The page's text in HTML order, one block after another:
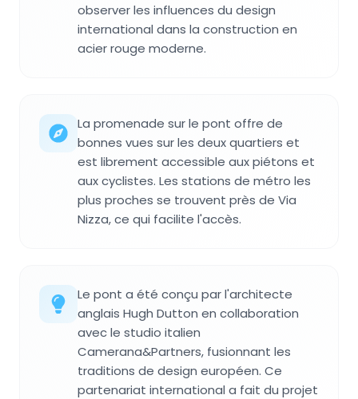
observer les influences du design
international dans la construction en
acier rouge moderne.
La promenade sur le pont offre de
bonnes vues sur les deux quartiers et
est librement accessible aux piétons et
aux cyclistes. Les stations de métro les
plus proches se trouvent près de Via
Nizza, ce qui facilite l'accès.
Le pont a été conçu par l'architecte
anglais Hugh Dutton en collaboration
avec le studio italien
Camerana&Partners, fusionnant les
traditions de design européen. Ce
partenariat international a fait du projet